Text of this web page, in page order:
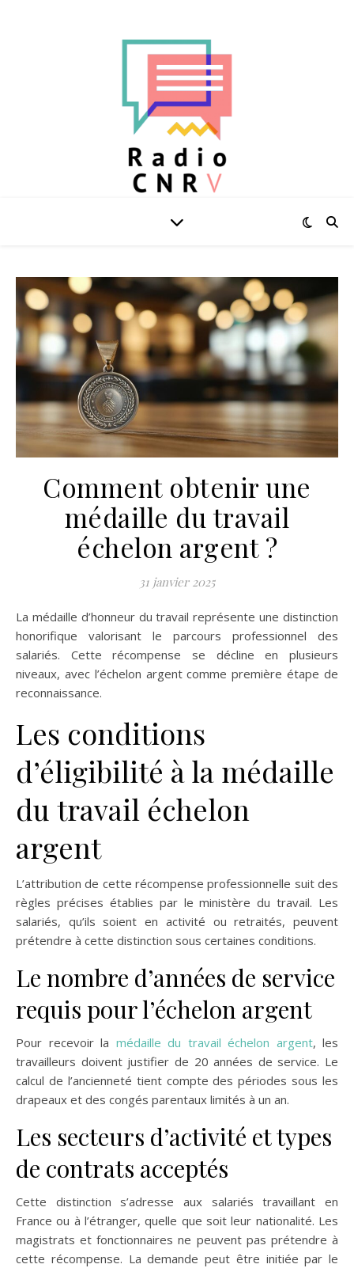
Comment obtenir une
médaille du travail
échelon argent ?
31 janvier 2025
La médaille d’honneur du travail représente une distinction
honorifique valorisant le parcours professionnel des
salariés. Cette récompense se décline en plusieurs
niveaux, avec l’échelon argent comme première étape de
reconnaissance.
Les conditions
d’éligibilité à la médaille
du travail échelon
argent
L’attribution de cette récompense professionnelle suit des
règles précises établies par le ministère du travail. Les
salariés, qu’ils soient en activité ou retraités, peuvent
prétendre à cette distinction sous certaines conditions.
Le nombre d’années de service
requis pour l’échelon argent
Pour recevoir la médaille du travail échelon argent, les
travailleurs doivent justifier de 20 années de service. Le
calcul de l’ancienneté tient compte des périodes sous les
drapeaux et des congés parentaux limités à un an.
Les secteurs d’activité et types
de contrats acceptés
Cette distinction s’adresse aux salariés travaillant en
France ou à l’étranger, quelle que soit leur nationalité. Les
magistrats et fonctionnaires ne peuvent pas prétendre à
cette récompense. La demande peut être initiée par le